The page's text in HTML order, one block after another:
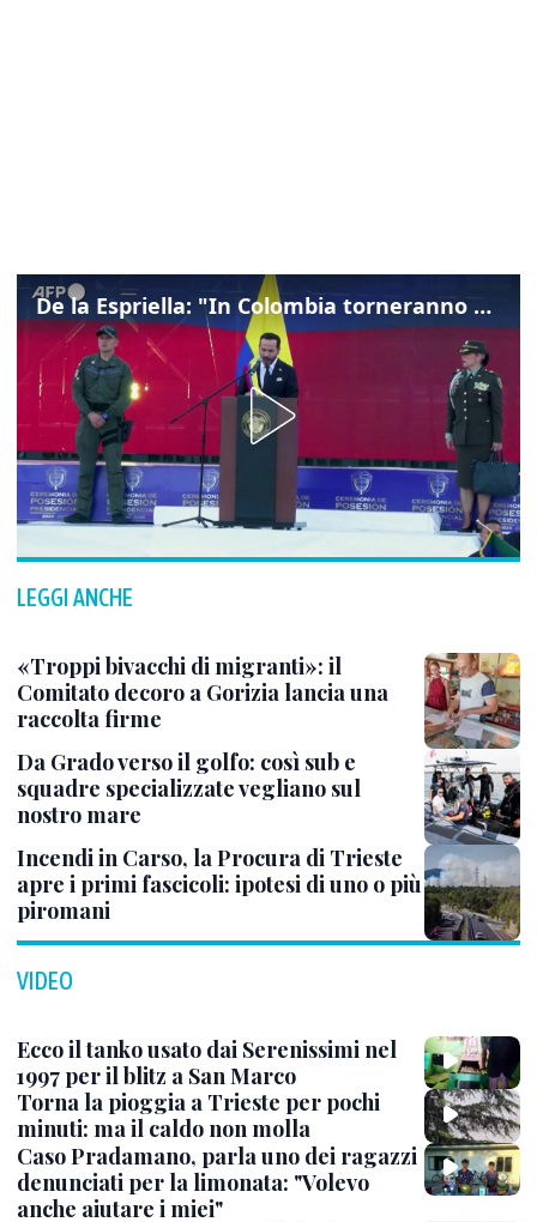
De la Espriella: "In Colombia torneranno ordine, autorità e libertà"
LEGGI ANCHE
«Troppi bivacchi di migranti»: il
Comitato decoro a Gorizia lancia una
raccolta firme
Da Grado verso il golfo: così sub e
squadre specializzate vegliano sul
nostro mare
Incendi in Carso, la Procura di Trieste
apre i primi fascicoli: ipotesi di uno o più
piromani
VIDEO
Ecco il tanko usato dai Serenissimi nel
1997 per il blitz a San Marco
Torna la pioggia a Trieste per pochi
minuti: ma il caldo non molla
Caso Pradamano, parla uno dei ragazzi
denunciati per la limonata: "Volevo
anche aiutare i miei"